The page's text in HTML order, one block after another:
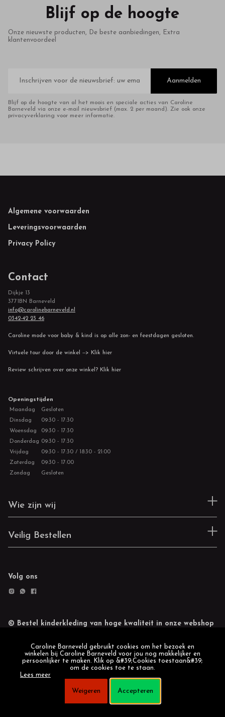
Blijf op de hoogte
Onze nieuwste producten, De beste aanbiedingen, Extra
klantenvoordeel
mailadres
Aanmelden
Blijf op de hoogte van al het moois en speciale acties van Caroline
Barneveld via onze e-mail nieuwsbrief (max. 2 per maand). Zie ook onze
privacyverklaring voor meer informatie.
Footer
Algemene voorwaarden
Leveringsvoorwaarden
Privacy Policy
Contact
Dijkje 13
3771BN Barneveld
info@carolinebarneveld.nl
0342-42 23 46
Caroline mode voor baby & kind is op alle zon- en feestdagen gesloten.
Virtuele tour door de winkel --> Klik hier
Review schrijven over onze winkel? Klik hier
Openingstijden
Maandag
Gesloten
Dinsdag
09:30 - 17:30
Woensdag
09:30 - 17:30
Donderdag 09:30 - 17:30
Vrijdag
09:30 - 17:30 / 18:30 - 21:00
Zaterdag
09:30 - 17:00
Zondag
Gesloten
Wie zijn wij
Veilig Bestellen
Volg ons
© Bestel kinderkleding van hoge kwaliteit in onze webshop
Caroline Barneveld gebruikt cookies om het bezoek en
winkelen bij Caroline Barneveld voor jou nog makkelijker en
persoonlijker te maken. Klik op &#39;Cookies toestaan&#39;
om de cookies toe te staan.
Lees meer
Weigeren Accepteren